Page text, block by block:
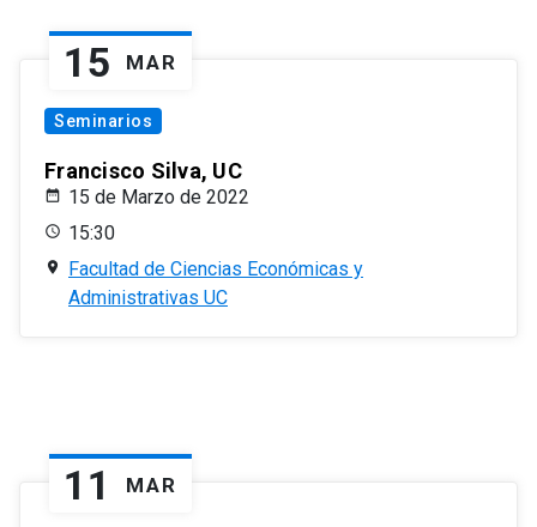
15 MAR
Seminarios
Francisco Silva, UC
15 de Marzo de 2022
15:30
Facultad de Ciencias Económicas y
Administrativas UC
11 MAR